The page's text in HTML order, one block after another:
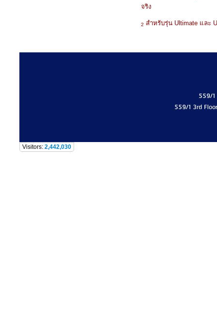
จริง
2 สำหรับรุ่น Ultimate และ
559/
559/1 3rd
Visitors: 2,442,030